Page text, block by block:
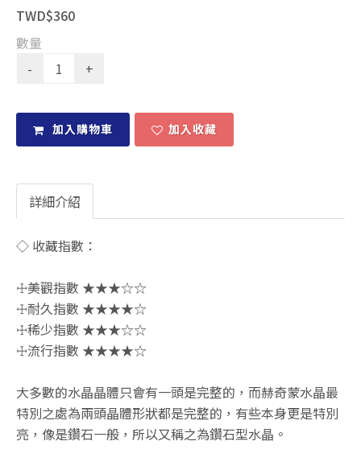
TWD$360
數量
加入購物車 加入收藏
詳細介紹
◇ 收藏指數：
☩美觀指數 ★★★☆☆
☩耐久指數 ★★★★☆
☩稀少指數 ★★★☆☆
☩流行指數 ★★★★☆
大多數的水晶晶體只會有一頭是完整的，而赫奇蒙水晶最
特別之處為兩頭晶體形狀都是完整的，有些本身更是特別
亮，像是鑽石一般，所以又稱之為鑽石型水晶。